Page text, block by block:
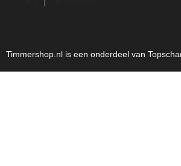
Timmershop.nl is een onderdeel van